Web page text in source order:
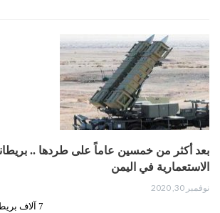
بعد أكثر من خمسين عاماً على طردها ..
الاستعمارية في اليمن
نوفمبر 30, 2020
7 آلاف